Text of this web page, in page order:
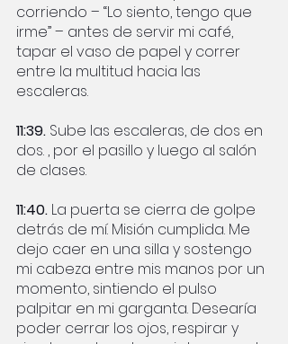
corriendo – “Lo siento, tengo que
irme” – antes de servir mi café,
tapar el vaso de papel y correr
entre la multitud hacia las
escaleras.
11:39. Sube las escaleras, de dos en
dos. , por el pasillo y luego al salón
de clases.
11:40. La puerta se cierra de golpe
detrás de mí. Misión cumplida. Me
dejo caer en una silla y sostengo
mi cabeza entre mis manos por un
momento, sintiendo el pulso
palpitar en mi garganta. Desearía
poder cerrar los ojos, respirar y